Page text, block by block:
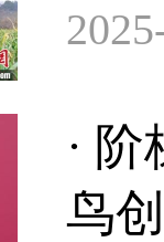
·
鸟